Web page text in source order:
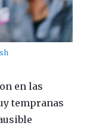
en las
tempranas